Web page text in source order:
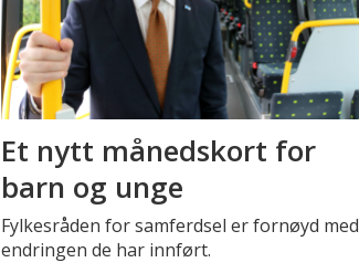
Et nytt månedskort for
barn og unge
Fylkesråden for samferdsel er fornøyd med
endringen de har innført.